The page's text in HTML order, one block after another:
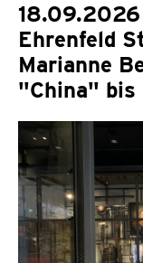
Ehrenfeld
Marianne
"China" bis